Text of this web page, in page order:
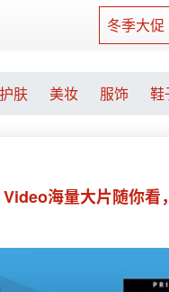
冬季大促
护肤 美妆 服饰 鞋
海量大片随你看